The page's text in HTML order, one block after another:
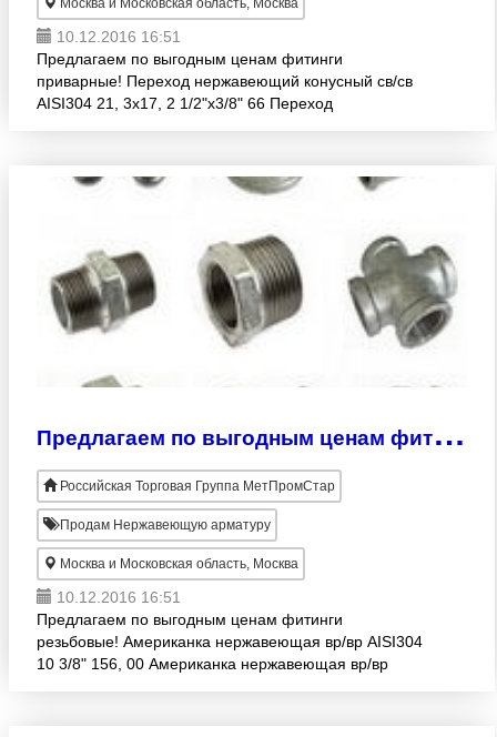
Москва и Московская область, Москва
10.12.2016 16:51
Предлагаем по выгодным ценам фитинги
приварные! Переход нержавеющий конусный св/св
AISI304 21, 3x17, 2 1/2"х3/8" 66 Переход
П
редлагаем по выгодным ценам фитинги резьбовые!
Российская Торговая Группа МетПромСтар
Продам Нержавеющую арматуру
Москва и Московская область, Москва
10.12.2016 16:51
Предлагаем по выгодным ценам фитинги
резьбовые! Американка нержавеющая вр/вр AISI304
10 3/8" 156, 00 Американка нержавеющая вр/вр